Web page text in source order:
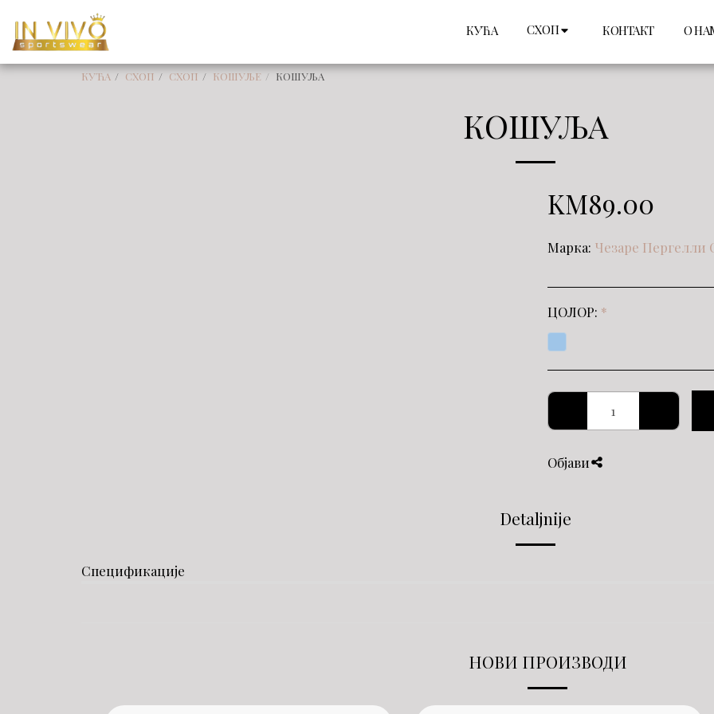
КУЋА СХОП КОНТАКТ О
КУЋА СХОП СХОП КОШУЉЕ КОШУЉА
КОШУЉА
KM89.00
Марка: Чезаре Пергелли
ЦОЛОР: *
Објави
Detaljnije
Спецификације
НОВИ ПРОИЗВОДИ